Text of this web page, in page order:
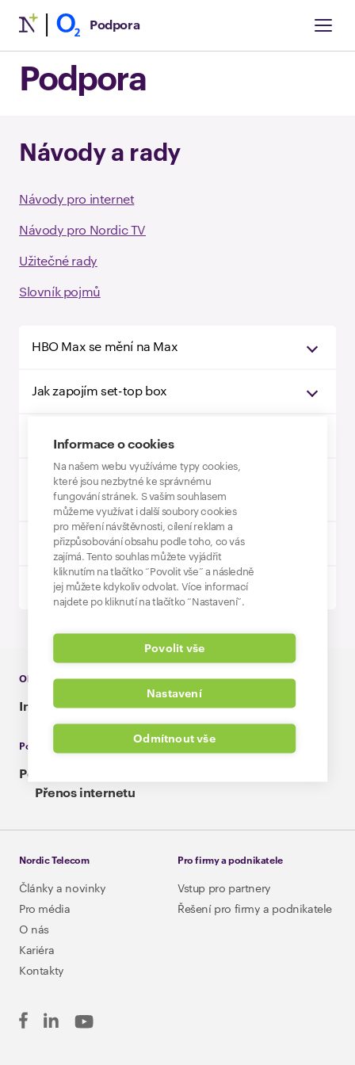
Podpora
Podpora
Návody a rady
Návody pro internet
Návody pro Nordic TV
Užitečné rady
Slovník pojmů
HBO Max se mění na Max
Jak zapojím set-top box
Jak si mohu stáhnout aplikaci Nordic TV do
chytré televize?
K čemu je rodičovský PIN a jak si ho nastavit?
Mám Nordic TV, bude mi dále fungovat?
Objevte naše služby
Internet Televize Volání
Poradíme vám
Podpora
Přenos internetu
Nordic Telecom
Články a novinky
Pro média
O nás
Kariéra
Kontakty
Pro firmy a podnikatele
Vstup pro partnery
Řešení pro firmy a podnikatele
Informace o cookies
Na našem webu využíváme typy cookies,
které jsou nezbytné ke správnému
fungování stránek. S vaším souhlasem
můžeme využívat i další soubory cookies
pro měření návštěvnosti, cílení reklam a
přizpůsobování obsahu podle toho, co vás
zajímá. Tento souhlas můžete vyjádřit
kliknutím na tlačítko “Povolit vše” a následně
jej můžete kdykoliv odvolat. Více informací
najdete po kliknutí na tlačítko “Nastavení”.
Povolit vše
Nastavení
Odmítnout vše